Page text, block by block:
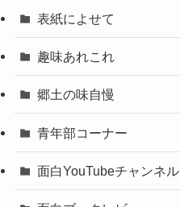
表紙によせて
趣味あれこれ
郷土の味自慢
青年部コーナー
面白YouTubeチャンネル